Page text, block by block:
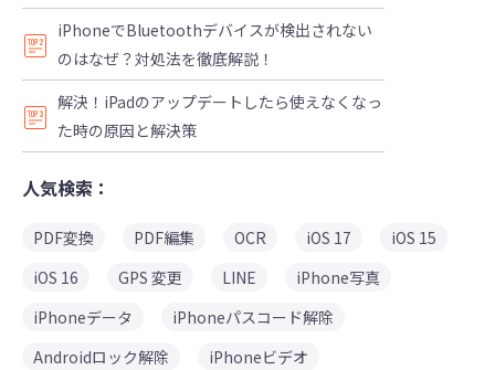
iPhoneでBluetoothデバイスが検出されない
のはなぜ？対処法を徹底解説！
解決！iPadのアップデートしたら使えなくなっ
た時の原因と解決策
人気検索：
PDF変換 PDF編集 OCR iOS 17
iOS 15
iOS 16
GPS 変更 LINE
iPhone写真
iPhoneデータ
iPhoneパスコード解除
Androidロック解除
iPhoneビデオ